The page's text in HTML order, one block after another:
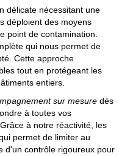
délicate nécessitant une
déploient des moyens
point de contamination.
qui nous permet de
Cette approche
tout en protégeant les
entiers.
sur mesure dès
à toutes vos
à notre réactivité, les
permet de limiter au
d'un contrôle rigoureux pour